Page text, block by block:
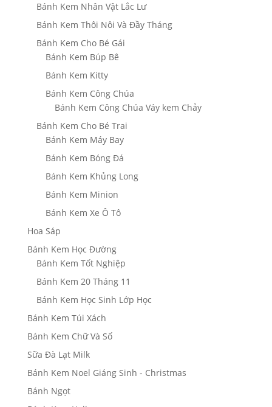
Bánh Kem Nhân Vật Lắc Lư
Bánh Kem Thôi Nôi Và Đầy Tháng
Bánh Kem Cho Bé Gái
Bánh Kem Búp Bê
Bánh Kem Kitty
Bánh Kem Công Chúa
Bánh Kem Công Chúa Váy kem Chảy
Bánh Kem Cho Bé Trai
Bánh Kem Máy Bay
Bánh Kem Bóng Đá
Bánh Kem Khủng Long
Bánh Kem Minion
Bánh Kem Xe Ô Tô
Hoa Sáp
Bánh Kem Học Đường
Bánh Kem Tốt Nghiệp
Bánh Kem 20 Tháng 11
Bánh Kem Học Sinh Lớp Học
Bánh Kem Túi Xách
Bánh Kem Chữ Và Số
Sữa Đà Lạt Milk
Bánh Kem Noel Giáng Sinh - Christmas
Bánh Ngọt